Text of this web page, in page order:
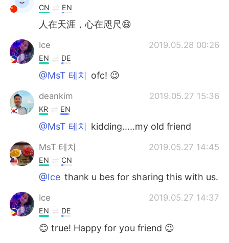
CN EN
人在天涯，心在咫尺😄
Ice 2019.05.28 00:26
EN DE
@MsT 테치 ofc! 😉
deankim 2019.05.27 15:36
KR EN
@MsT 테치 kidding.....my old friend
MsT 테치 2019.05.27 14:45
EN CN
@Ice thank u bes for sharing this with us.
Ice 2019.05.27 14:37
EN DE
😊 true! Happy for you friend 😉